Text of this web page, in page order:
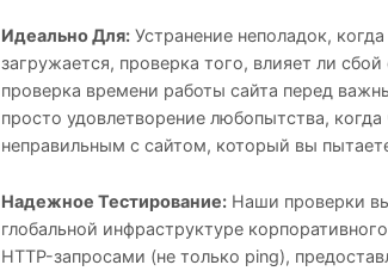
Идеально Для: Устранение неполадок,
загружается, проверка того, влияет ли
проверка времени работы сайта перед
просто удовлетворение любопытства,
неправильным с сайтом, который вы
Надежное Тестирование: Наши проверки
глобальной инфраструктуре
HTTP-запросами (не только ping),